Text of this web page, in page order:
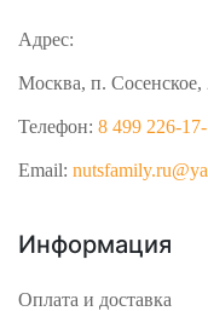
Адрес:
Москва, п.
Телефон: 8 499 226-
Email:
Информация
Оплата и доставка